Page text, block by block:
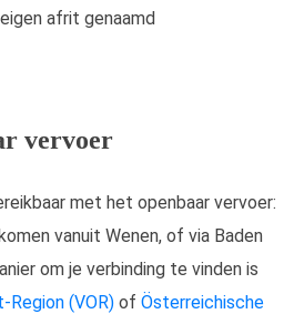
afrit genaamd
vervoer
met het openbaar vervoer:
vanuit Wenen, of via Baden
om je verbinding te vinden is
Region (VOR) of Österreichische